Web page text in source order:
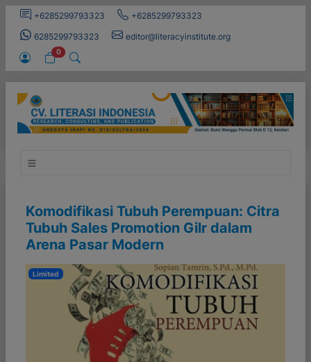
+6285299793323
+6285299793323
6285299793323
editor@literacyinstitute.org
0
Komodifikasi Tubuh Perempuan: Citra
Tubuh Sales Promotion Gilr dalam
Arena Pasar Modern
Limited